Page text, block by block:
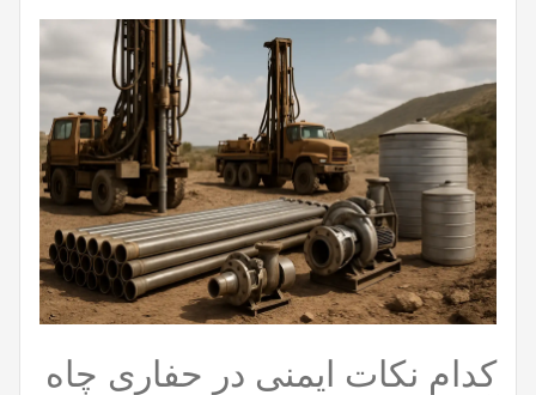
کدام نکات ایمنی در حفاری چاه